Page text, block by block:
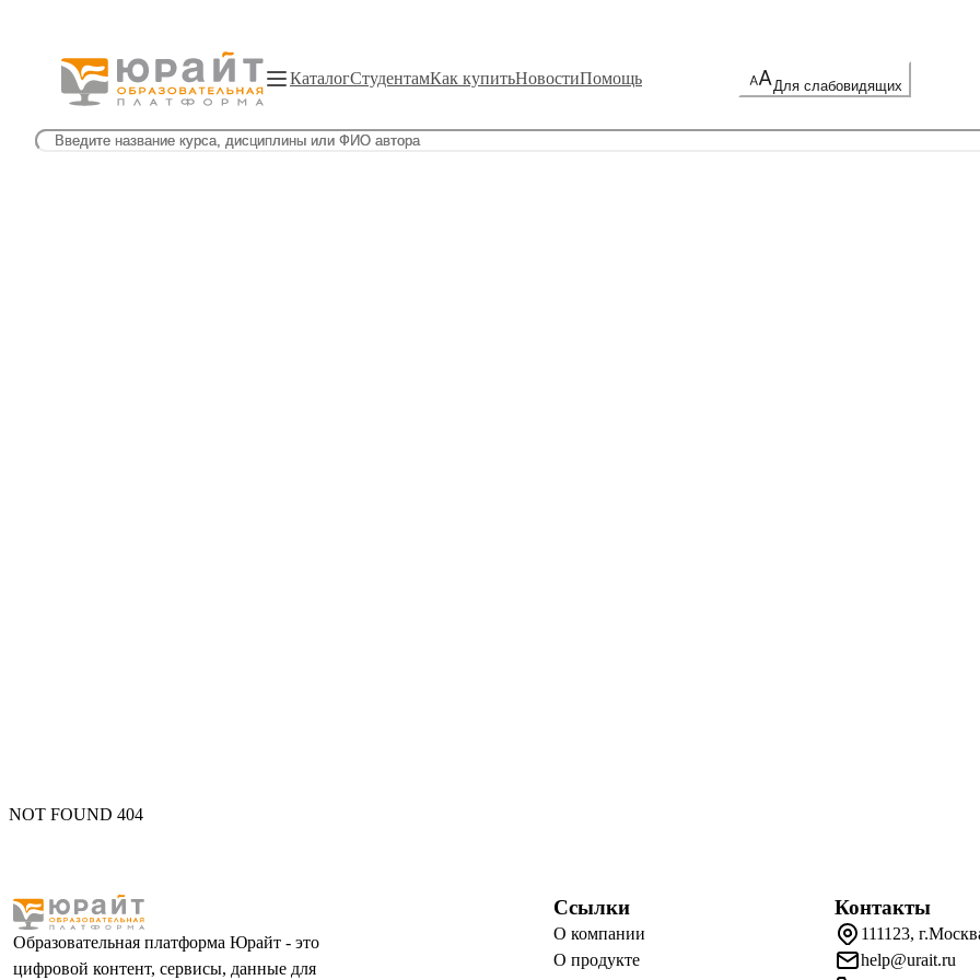
КаталогСтудентамКак купитьНовостиПомощь Для слабовидящих
NOT FOUND 404
Образовательная платформа Юрайт - это
цифровой контент, сервисы, данные для
Ссылки
О компании
О продукте
Контакты
111123,
help@urait.ru